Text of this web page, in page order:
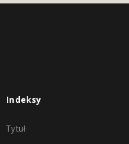
Indeksy
Tytuł